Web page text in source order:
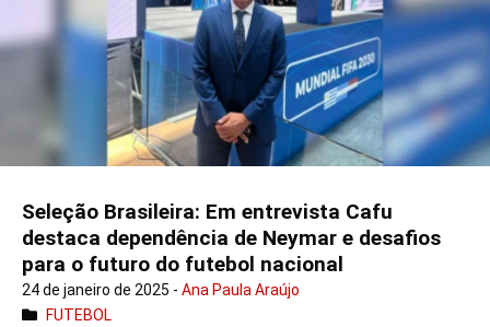
Seleção Brasileira: Em entrevista Cafu
destaca dependência de Neymar e desafios
para o futuro do futebol nacional
24 de janeiro de 2025 - Ana Paula Araújo
FUTEBOL